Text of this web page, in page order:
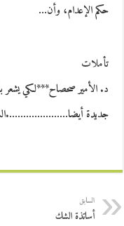
حكم الإعدام، وأن…
تأملات
د. الأمير صحصاح***لكي يشعر
جديدة
السابق
أساتذة الشك